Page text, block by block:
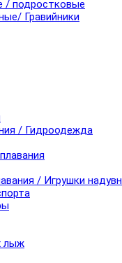
/ подростковые
Гравийники
/ Гидроодежда
/ Игрушки
лыж